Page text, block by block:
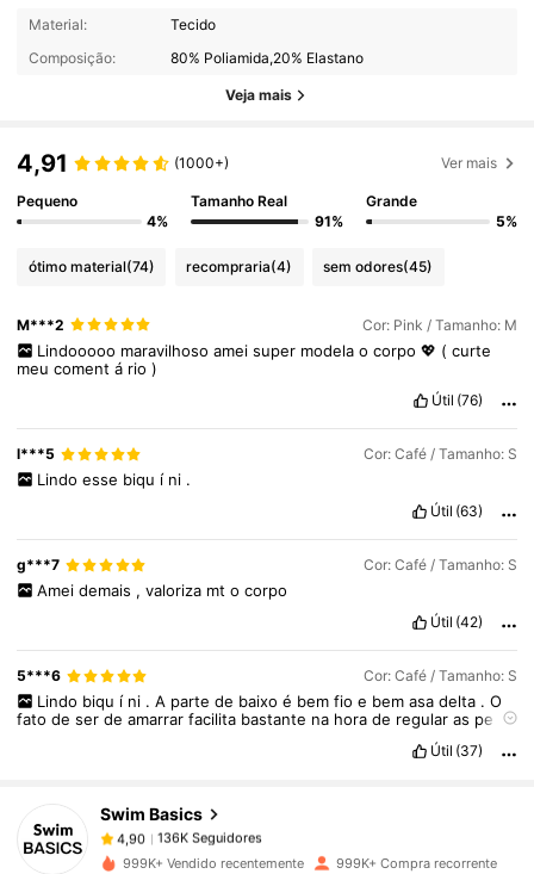
Material:
Tecido
Composição:
80% Poliamida,20% Elastano
Veja mais
4,91 (1000+) Ver mais
Pequeno
4%
Tamanho Real
91%
Grande
5%
ótimo material(74) recompraria(4) sem odores(45)
M***2 Cor: Pink / Tamanho: M
Lindooooo maravilhoso amei super modela o corpo 💖 ( curte
meucomentá rio)
Útil (76)
l***5 Cor: Café / Tamanho: S
Lindo esse biqu í ni .
Útil (63)
g***7 Cor: Café / Tamanho: S
Amei demais , valoriza mt o corpo
Útil (42)
5***6 Cor: Café / Tamanho: S
Lindo biqu í ni . A parte de baixo é bem fio e bem asa delta . O
fatodeserdeamarrarfacilita bastante na horade regularas pe ç
Útil (37)
Swim Basics
4,90
136K Seguidores
o***3pago1 dia atrás
999K+ Vendido recentemente 999K+ Compra recorrente